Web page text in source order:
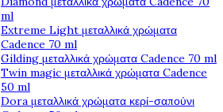
ml
Extreme Light μεταλλικά χρώματα
Cadence 70 ml
Gilding μεταλλικά χρώματα Cadence 70 ml
Twin magic μεταλλικά χρώματα Cadence
50 ml
Dora μεταλλικά χρώματα κερί-σαπούνι